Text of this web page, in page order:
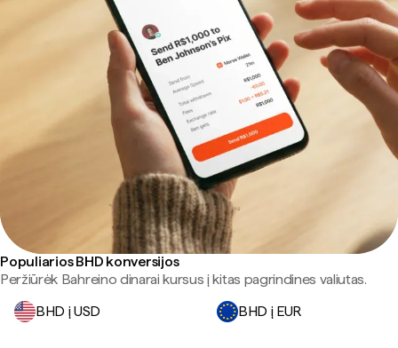
Populiarios BHD konversijos
Peržiūrėk Bahreino dinarai kursus į kitas pagrindines valiutas.
BHD į USD
BHD į EUR